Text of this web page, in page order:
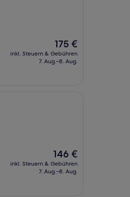
Der
Preis
beträgt
175 €
inkl. Steuern & Gebühren
7. Aug.–8. Aug.
Der
Preis
beträgt
146 €
inkl. Steuern & Gebühren
7. Aug.–8. Aug.